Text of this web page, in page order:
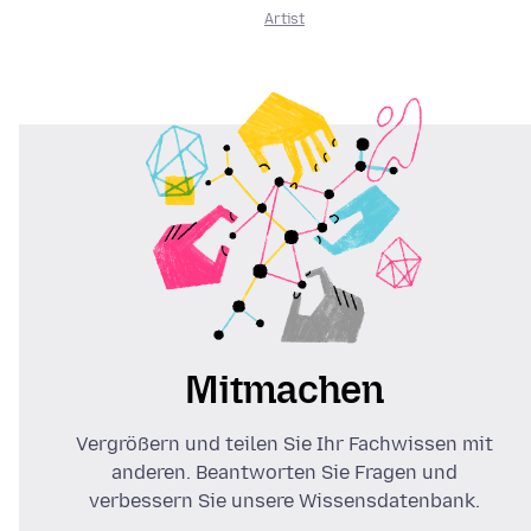
Artist
Mitmachen
Vergrößern und teilen Sie Ihr Fachwissen mit
anderen. Beantworten Sie Fragen und
verbessern Sie unsere Wissensdatenbank.